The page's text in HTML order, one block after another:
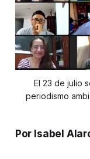
El 23 de julio
periodismo
Por Isabel